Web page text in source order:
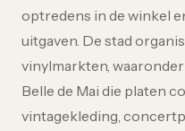
optredens in de winkel
uitgaven. De stad
vinylmarkten,
Belle de Mai die platen
vintagekleding,